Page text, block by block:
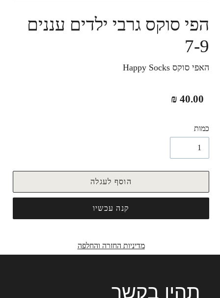
הפי סוקס גרבי ילדים עננים
7-9
האפי סוקס Happy Socks
מחיר
40.00 ₪
כמות
הוסף לעגלה
קנה עכשיו
מדיניות החזרה והחלפה
תהיו בקשר